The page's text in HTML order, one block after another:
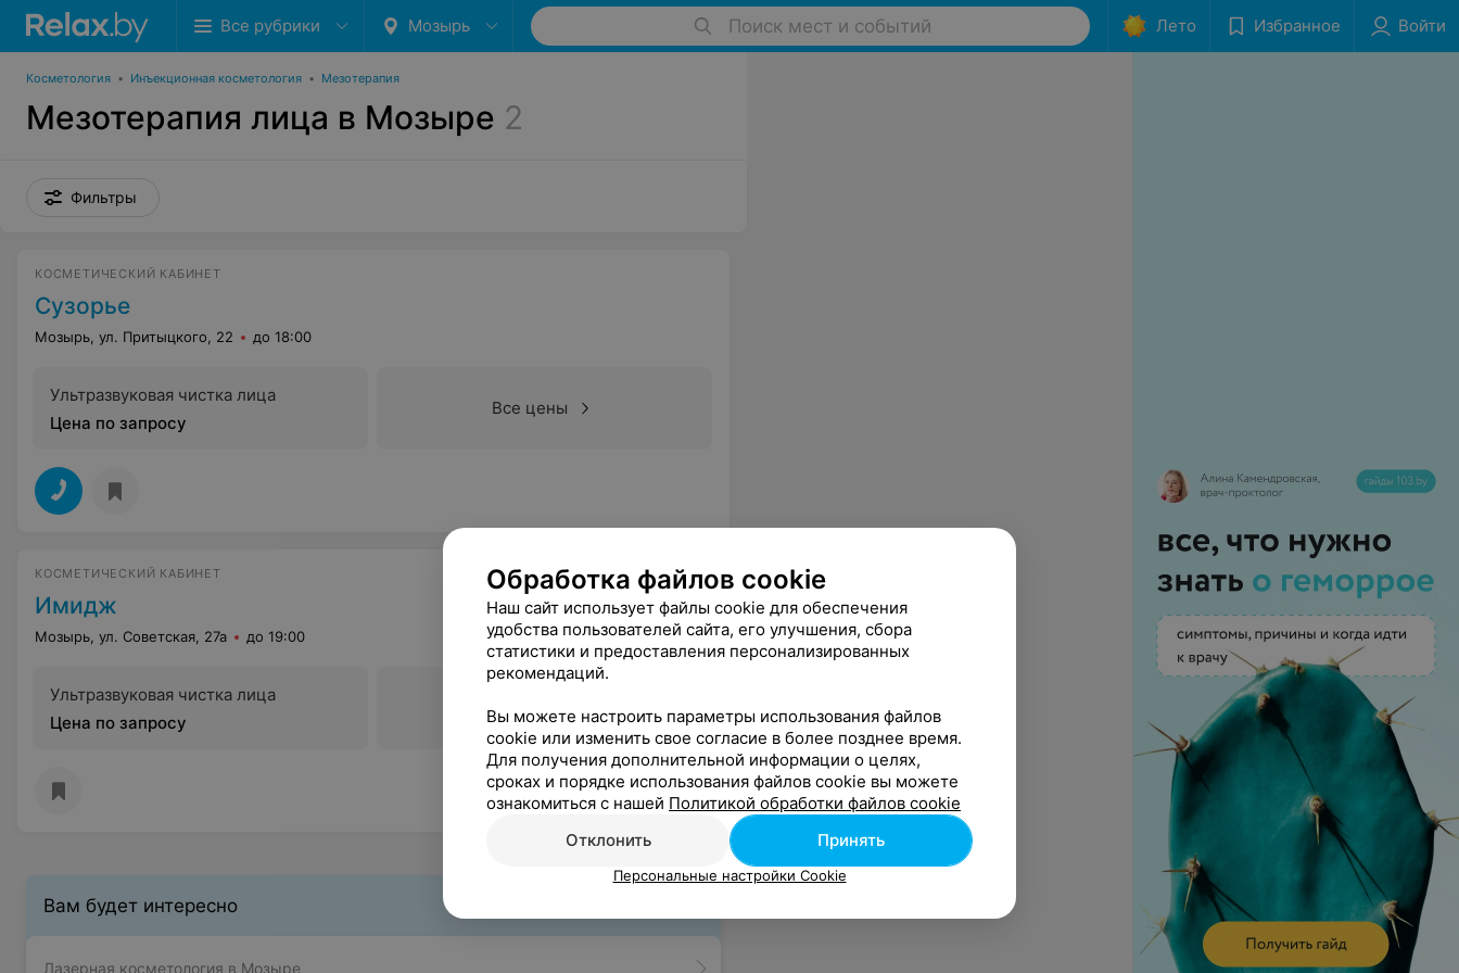
Все рубрики Мозырь Поиск мест и событий Лето Избранное Войти
Косметология • Инъекционная косметология • Мезотерапия
Мезотерапия лица в Мозыре 2
Фильтры
КОСМЕТИЧЕСКИЙ КАБИНЕТ
Сузорье
Мозырь, ул. Притыцкого, 22 до 18:00
Ультразвуковая чистка лица
Цена по запросу
Все цены
КОСМЕТИЧЕСКИЙ КАБИНЕТ
Имидж
Мозырь, ул. Советская, 27а до 19:00
Ультразвуковая чистка лица
Цена по запросу
Все цены
Вам будет интересно
Лазерная косметология в Мозыре
Обработка файлов cookie
Наш сайт использует файлы cookie для обеспечения
удобства пользователей сайта, его улучшения, сбора
статистики и предоставления персонализированных
рекомендаций.
Вы можете настроить параметры использования файлов
cookie или изменить свое согласие в более позднее время.
Для получения дополнительной информации о целях,
сроках и порядке использования файлов cookie вы можете
ознакомиться с нашей Политикой обработки файлов cookie
Отклонить
Принять
Персональные настройки Cookie